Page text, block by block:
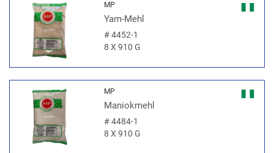
MP
Yam-Mehl
#4452-1
8 X 910 G
MP
Maniokmehl
#4484-1
8 X 910 G